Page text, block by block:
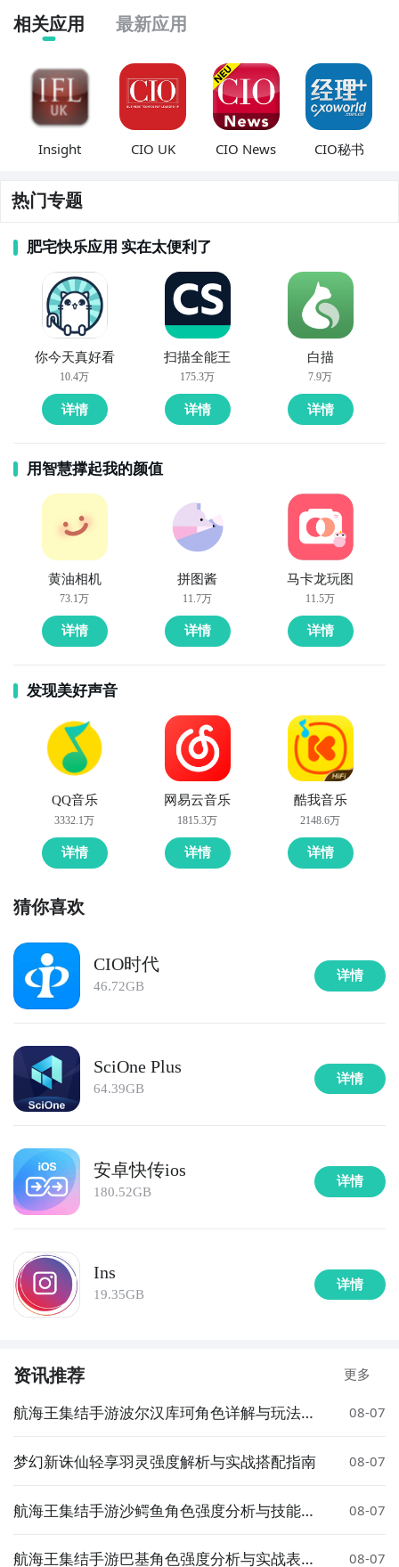
相关应用 最新应用
Insight CIO UK CIO News CIO秘书
热门专题
肥宅快乐应用 实在太便利了
你今天真好看
10.4万
详情
扫描全能王
175.3万
详情
白描
7.9万
详情
用智慧撑起我的颜值
黄油相机
73.1万
详情
拼图酱
11.7万
详情
马卡龙玩图
11.5万
详情
发现美好声音
QQ音乐
3332.1万
详情
网易云音乐
1815.3万
详情
酷我音乐
2148.6万
详情
猜你喜欢
CIO时代
46.72GB
详情
SciOne Plus
64.39GB
详情
安卓快传ios
180.52GB
详情
Ins
19.35GB
详情
资讯推荐 更多
航海王集结手游波尔汉库珂角色详解与玩法攻
08-07
梦幻新诛仙轻享羽灵强度解析与实战搭配指南 08-07
航海王集结手游沙鳄鱼角色强度分析与技能搭
08-07
航海王集结手游巴基角色强度分析与实战表现 08-07